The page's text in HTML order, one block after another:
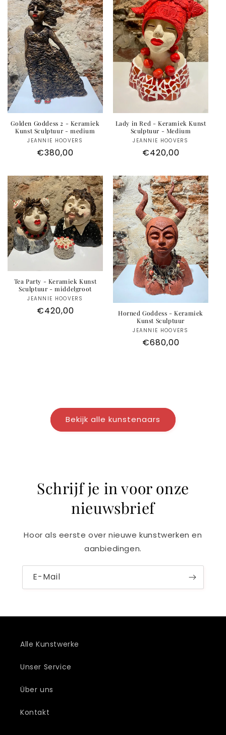
Golden Goddess 2 - Keramiek
Kunst Sculptuur - medium
Anbieter:
JEANNIE HOOVERS
Normaler
€380,00
Lady in Red - Keramiek Kunst
Sculptuur - Medium
Anbieter:
JEANNIE HOOVERS
Normaler
€420,00
Tea Party - Keramiek Kunst
Sculptuur - middelgroot
Anbieter:
JEANNIE HOOVERS
Normaler
€420,00
Horned Goddess - Keramiek
Kunst Sculptuur
Anbieter:
JEANNIE HOOVERS
Normaler
€680,00
Bekijk alle kunstenaars
Schrijf je in voor onze
nieuwsbrief
Hoor als eerste over nieuwe kunstwerken en
aanbiedingen.
E-Mail
Alle Kunstwerke
Unser Service
Über uns
Kontakt